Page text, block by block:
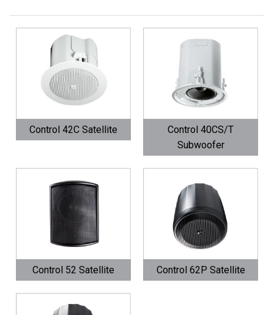
Control 42C Satellite
Control 40CS/T
Subwoofer
Control 52 Satellite Control 62P Satellite